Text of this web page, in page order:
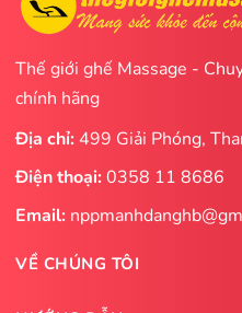
Thế giới ghế Massage -
chính hãng
Địa chỉ: 499 Giải Phóng,
Điện thoại:0358 11 8686
Email:
VỀ CHÚNG TÔI